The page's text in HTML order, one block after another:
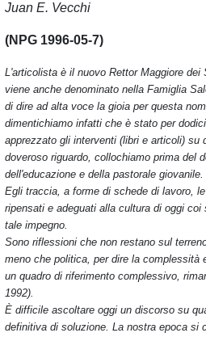
Juan E. Vecchi
(NPG 1996-05-7)
L'articolista è il nuovo Rettor Maggiore
viene anche denominato nella Famiglia
di dire ad alta voce la gioia per questa
dimentichiamo infatti che è stato per
apprezzato gli interventi (libri e articoli) su
doveroso riguardo, collochiamo prima del
dell'educazione e della pastorale giovanile.
Egli traccia, a forme di schede di lavoro,
ripensati e adeguati alla cultura di oggi
tale impegno.
Sono riflessioni che non restano sul
meno che politica, per dire la complessità
un quadro di riferimento complessivo,
1992).
È difficile ascoltare oggi un discorso su
definitiva di soluzione. La nostra epoca si